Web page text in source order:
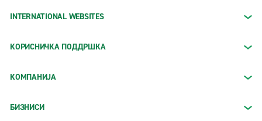
INTERNATIONAL WEBSITES
КОРИСНИЧКА ПОДДРШКА
КОМПАНИЈА
БИЗНИСИ